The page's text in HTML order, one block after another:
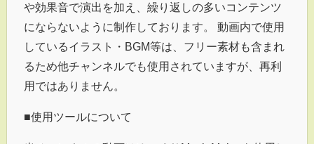
や効果音で演出を加え、繰り返しの多いコンテンツ
にならないように制作しております。 動画内で使用
しているイラスト・BGM等は、フリー素材も含まれ
るため他チャンネルでも使用されていますが、再利
用ではありません。
■使用ツールについて